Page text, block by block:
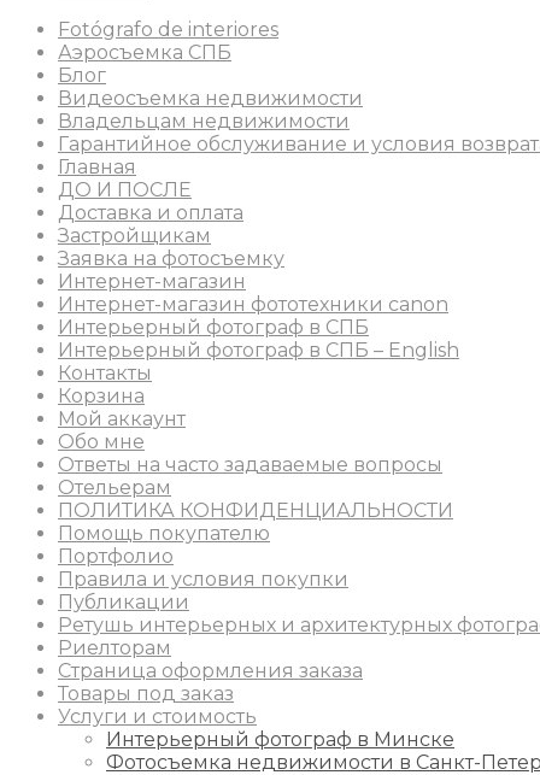
Fotógrafo de interiores
Аэросъемка СПБ
Блог
Видеосъемка недвижимости
Владельцам недвижимости
Гарантийное обслуживание и условия
Главная
ДО И ПОСЛЕ
Доставка и оплата
Застройщикам
Заявка на фотосъемку
Интернет-магазин
Интернет-магазин фототехники canon
Интерьерный фотограф в СПБ
Интерьерный фотограф в СПБ – English
Контакты
Корзина
Мой аккаунт
Обо мне
Ответы на часто задаваемые вопросы
Отельерам
ПОЛИТИКА КОНФИДЕНЦИАЛЬНОСТИ
Помощь покупателю
Портфолио
Правила и условия покупки
Публикации
Ретушь интерьерных и архитектурных
Риелторам
Страница оформления заказа
Товары под заказ
Услуги и стоимость
Интерьерный фотограф в Минске
Фотосъемка недвижимости в Санкт-